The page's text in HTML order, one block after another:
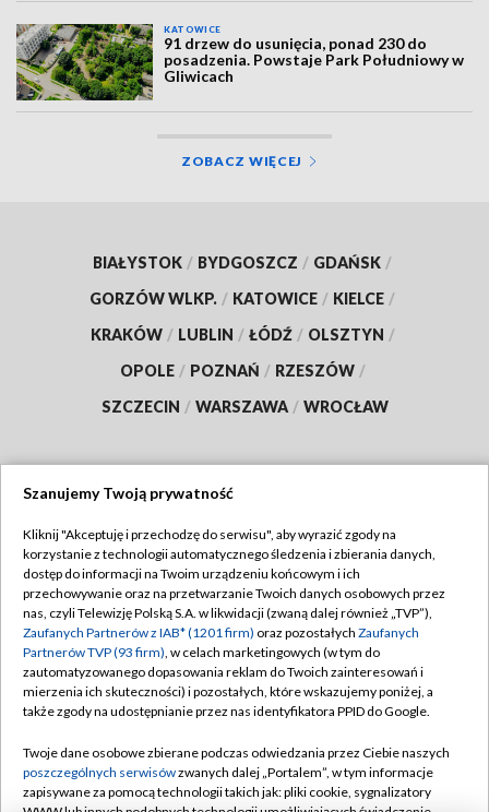
KATOWICE
91 drzew do usunięcia, ponad 230 do
posadzenia. Powstaje Park Południowy w
Gliwicach
ZOBACZ WIĘCEJ
BIAŁYSTOK / BYDGOSZCZ / GDAŃSK /
GORZÓW WLKP. / KATOWICE / KIELCE /
KRAKÓW / LUBLIN / ŁÓDŹ / OLSZTYN /
OPOLE / POZNAŃ / RZESZÓW /
SZCZECIN / WARSZAWA / WROCŁAW
TVP
Abonament TVP
Emisja w TVP
Centrum informacji TVP
Naziemna Telewizja Cyfrowa
Rada Programowa
System NOS
Regulamin TVP
Polityka prywatności
Moje zgody
Pomoc
Kontakt
Szanujemy Twoją prywatność
Kliknij "Akceptuję i przechodzę do serwisu", aby wyrazić zgody na
korzystanie z technologii automatycznego śledzenia i zbierania danych,
dostęp do informacji na Twoim urządzeniu końcowym i ich
przechowywanie oraz na przetwarzanie Twoich danych osobowych przez
nas, czyli Telewizję Polską S.A. w likwidacji (zwaną dalej również „TVP”),
Zaufanych Partnerów z IAB* (1201 firm) oraz pozostałych Zaufanych
Partnerów TVP (93 firm), w celach marketingowych (w tym do
zautomatyzowanego dopasowania reklam do Twoich zainteresowań i
mierzenia ich skuteczności) i pozostałych, które wskazujemy poniżej, a
także zgody na udostępnianie przez nas identyfikatora PPID do Google.
Twoje dane osobowe zbierane podczas odwiedzania przez Ciebie naszych
poszczególnych serwisówzwanych dalej „Portalem”, w tym informacje
zapisywane za pomocą technologii takich jak: pliki cookie, sygnalizatory